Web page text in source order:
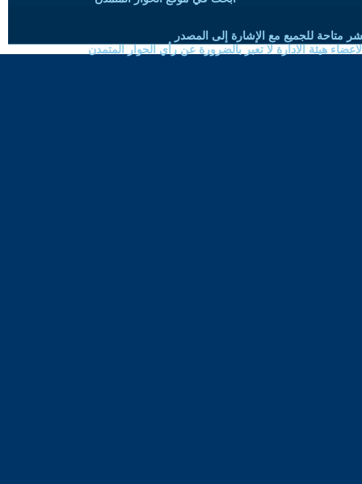
متاحة للجميع مع الإشارة إلى المصدر
هيئة الادارة لا تعبر بالضرورة عن رأي الحوار المتمدن